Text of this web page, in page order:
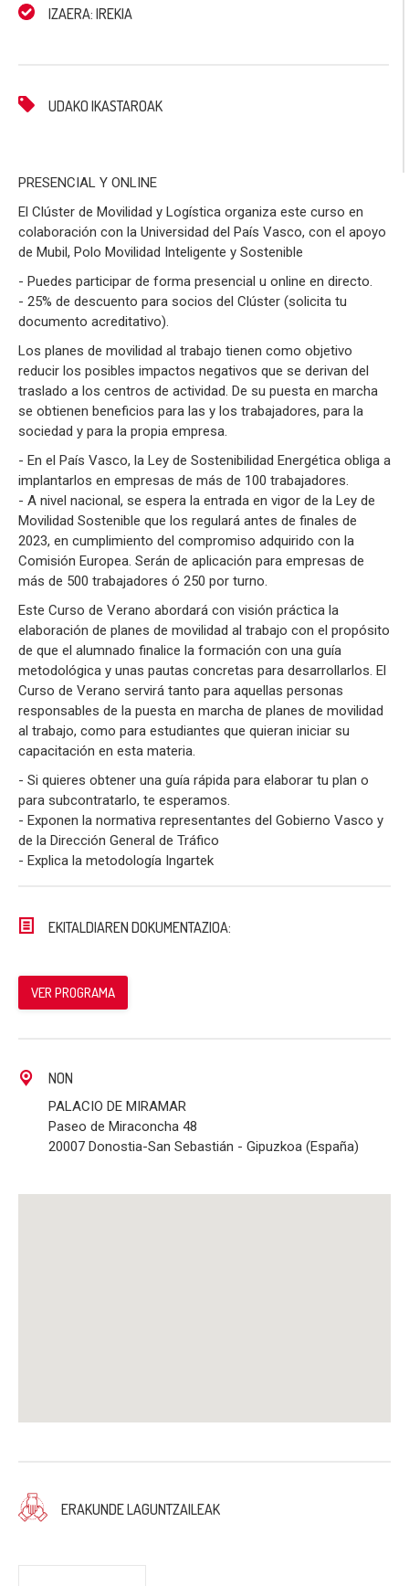
IZAERA: IREKIA
UDAKO IKASTAROAK
PRESENCIAL Y ONLINE
El Clúster de Movilidad y Logística organiza este curso en
colaboración con la Universidad del País Vasco, con el apoyo
de Mubil, Polo Movilidad Inteligente y Sostenible
- Puedes participar de forma presencial u online en directo.
- 25% de descuento para socios del Clúster (solicita tu
documento acreditativo).
Los planes de movilidad al trabajo tienen como objetivo
reducir los posibles impactos negativos que se derivan del
traslado a los centros de actividad. De su puesta en marcha
se obtienen beneficios para las y los trabajadores, para la
sociedad y para la propia empresa.
- En el País Vasco, la Ley de Sostenibilidad Energética obliga a
implantarlos en empresas de más de 100 trabajadores.
- A nivel nacional, se espera la entrada en vigor de la Ley de
Movilidad Sostenible que los regulará antes de finales de
2023, en cumplimiento del compromiso adquirido con la
Comisión Europea. Serán de aplicación para empresas de
más de 500 trabajadores ó 250 por turno.
Este Curso de Verano abordará con visión práctica la
elaboración de planes de movilidad al trabajo con el propósito
de que el alumnado finalice la formación con una guía
metodológica y unas pautas concretas para desarrollarlos. El
Curso de Verano servirá tanto para aquellas personas
responsables de la puesta en marcha de planes de movilidad
al trabajo, como para estudiantes que quieran iniciar su
capacitación en esta materia.
- Si quieres obtener una guía rápida para elaborar tu plan o
para subcontratarlo, te esperamos.
- Exponen la normativa representantes del Gobierno Vasco y
de la Dirección General de Tráfico
- Explica la metodología Ingartek
EKITALDIAREN DOKUMENTAZIOA:
VER PROGRAMA
NON
PALACIO DE MIRAMAR
Paseo de Miraconcha 48
20007 Donostia-San Sebastián - Gipuzkoa (España)
ERAKUNDE LAGUNTZAILEAK